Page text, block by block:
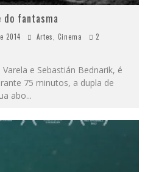
fantasma
2014 Artes Cinema
2
e Sebastián Bednarik, é
75 minutos, a dupla de
abo...